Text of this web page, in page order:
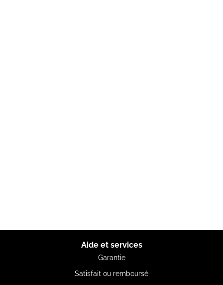
Aide et services
Garantie
Satisfait ou remboursé